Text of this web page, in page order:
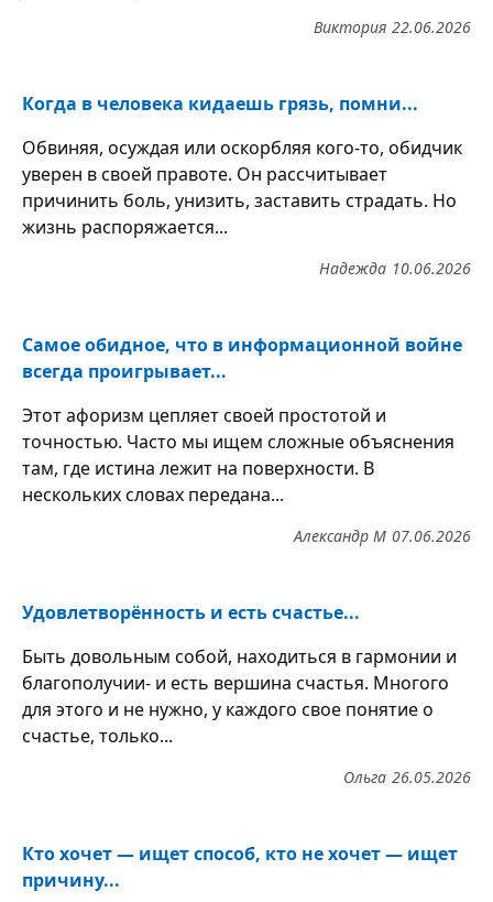
22.06.2026
Виктория
Когда в человека кидаешь грязь, помни...
Обвиняя, осуждая или оскорбляя кого-то, обидчик
уверен в своей правоте. Он рассчитывает
причинить боль, унизить, заставить страдать. Но
жизнь распоряжается...
10.06.2026
Надежда
Самое обидное, что в информационной войне
всегда проигрывает...
Этот афоризм цепляет своей простотой и
точностью. Часто мы ищем сложные объяснения
там, где истина лежит на поверхности. В
нескольких словах передана...
07.06.2026
Александр М
Удовлетворённость и есть счастье...
Быть довольным собой, находиться в гармонии и
благополучии- и есть вершина счастья. Многого
для этого и не нужно, у каждого свое понятие о
счастье, только...
26.05.2026
Ольга
Кто хочет — ищет способ, кто не хочет — ищет
причину...